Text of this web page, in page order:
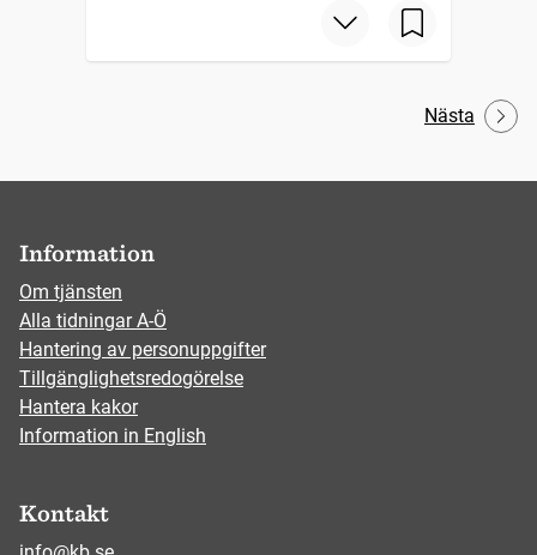
Nästa
Information
Om tjänsten
Alla tidningar A-Ö
Hantering av personuppgifter
Tillgänglighetsredogörelse
Hantera kakor
Information in English
Kontakt